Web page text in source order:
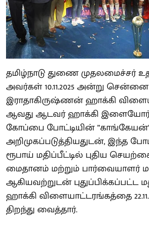
தமிழ்நாடு துணை முதலமைச்சர்
அவர்கள் 10.11.2025 அன்று
இராதாகிருஷ்ணன் ஹாக்கி
ஆவது ஆடவர் ஹாக்கி
கோப்பை போட்டியின்
அறிமுகப்படுத்தியதுடன், இந்த
ரூபாய் மதிப்பீட்டில் புதிய
மைதானம் மற்றும் பார்வையாளர்
ஆகியவற்றுடன் புதுப்பிக்கப்பட்ட
ஹாக்கி விளையாட்டரங்கத்தை
திறந்து வைத்தார்.